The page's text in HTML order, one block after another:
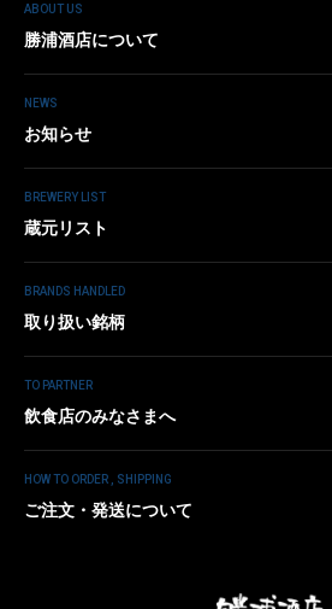
ABOUT US
勝浦酒店について
NEWS
お知らせ
BREWERY LIST
蔵元リスト
BRANDS HANDLED
取り扱い銘柄
TO PARTNER
飲食店のみなさまへ
HOW TO ORDER , SHIPPING
ご注文・発送について